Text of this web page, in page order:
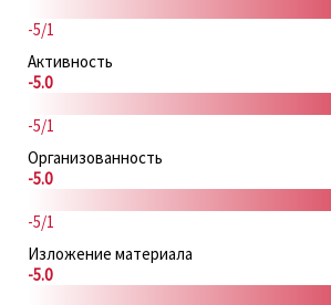
-5/1
Активность
-5.0
-5/1
Организованность
-5.0
-5/1
Изложение материала
-5.0